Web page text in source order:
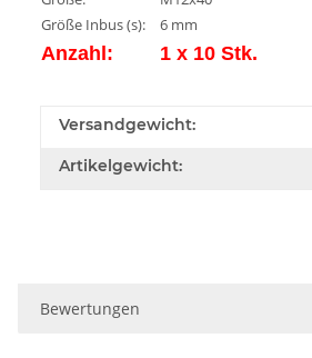
Größe Inbus (s):
6 mm
Anzahl: 1 x 10 Stk.
Versandgewicht:
Artikelgewicht:
Bewertungen